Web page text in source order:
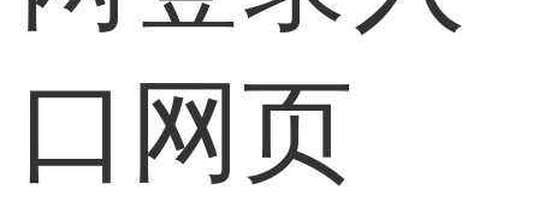
口网页